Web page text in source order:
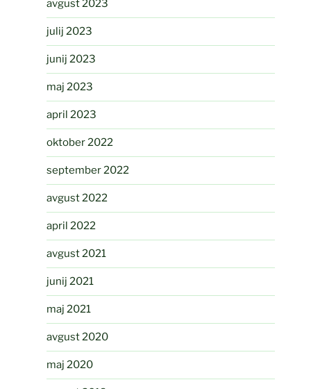
avgust 2023
julij 2023
junij 2023
maj 2023
april 2023
oktober 2022
september 2022
avgust 2022
april 2022
avgust 2021
junij 2021
maj 2021
avgust 2020
maj 2020